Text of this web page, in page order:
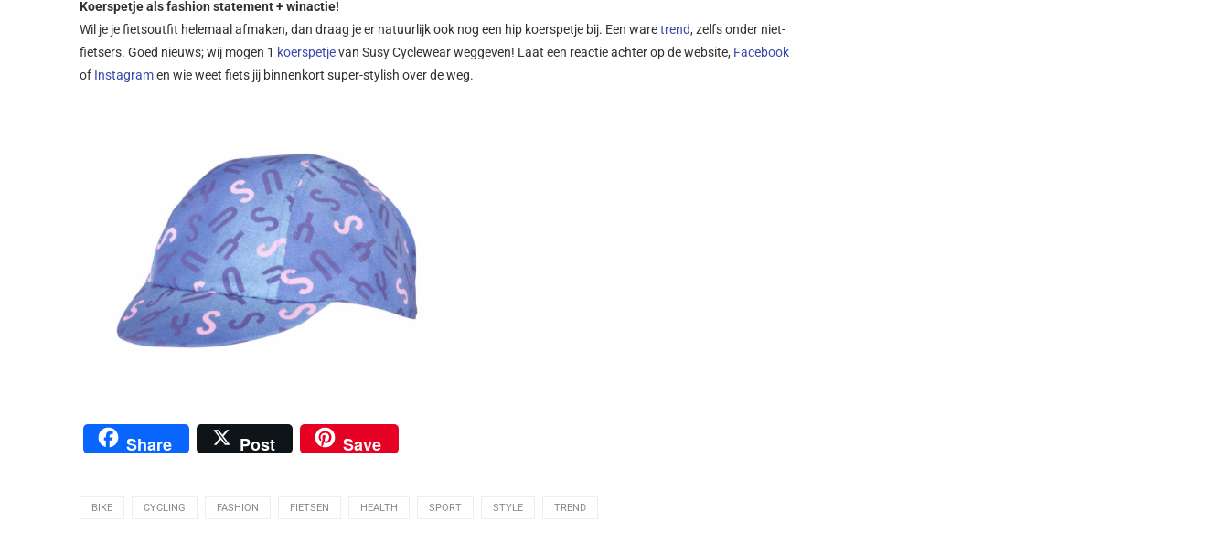
Koerspetje als fashion statement + winactie!
Wil je je fietsoutfit helemaal afmaken, dan draag je er natuurlijk ook nog een hip koerspetje bij. Een waretrend, zelfs onder niet-
fietsers. Goed nieuws; wij mogen 1 koerspetjevan Susy Cyclewear weggeven! Laat een reactie achter op de website, Facebook
of Instagramen wie weet fiets jij binnenkort super-stylish over de weg.
Share Post Save
BIKE CYCLING FASHION FIETSEN HEALTH SPORT STYLE TREND